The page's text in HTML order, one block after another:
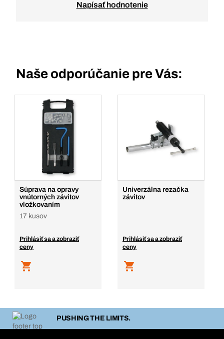
Napísať hodnotenie
Naše odporúčanie pre Vás:
Súprava na opravy
vnútorných závitov
vložkovaním
17 kusov
Prihlásiť sa a zobraziť
ceny
Univerzálna rezačka
závitov
Prihlásiť sa a zobraziť
ceny
PUSHING THE LIMITS.